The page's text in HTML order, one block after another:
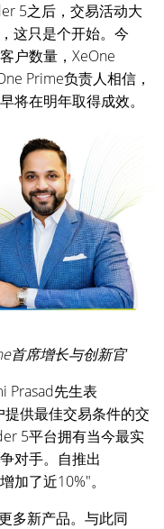
5之后，交易活动大
这只是个开始。今
户数量，XeOne
Prime负责人相信，
将在明年取得成效。
首席增长与创新官
Prasad先生表
供最佳交易条件的交
5平台拥有当今最实
对手。自推出
加了近10%"。
多新产品。与此同